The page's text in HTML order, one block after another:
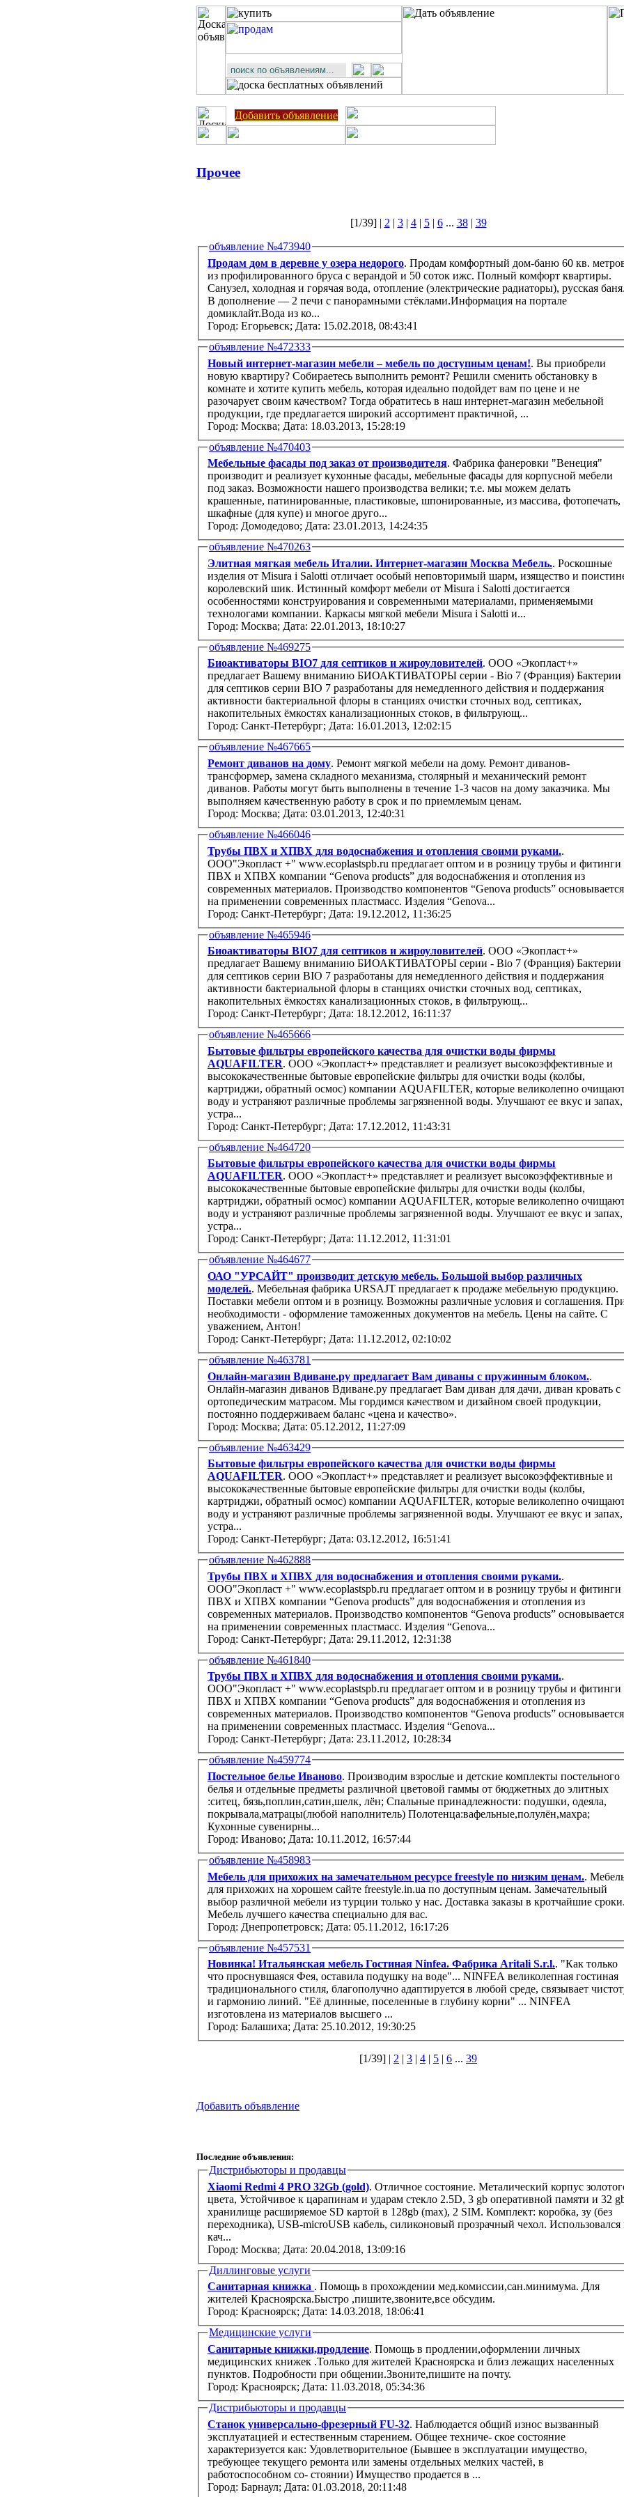
Добавить объявление
Прочее
[1/39] | 2| 3| 4| 5| 6... 38| 39
объявление №473940
Продам дом в деревне у озера недорого. Продам комфортный дом-баню 60 кв.
из профилированного бруса с верандой и 50 соток ижс. Полный комфорт квартиры.
Санузел, холодная и горячая вода, отопление (электрические радиаторы), русская баня.
В дополнение — 2 печи с панорамными стёклами.Информация на портале
домиклайт.Вода из ко...
Город: Егорьевск; Дата: 15.02.2018, 08:43:41
объявление №472333
Новый интернет-магазин мебели – мебель по доступным ценам!. Вы приобрели
новую квартиру? Собираетесь выполнить ремонт? Решили сменить обстановку в
комнате и хотите купить мебель, которая идеально подойдет вам по цене и не
разочарует своим качеством? Тогда обратитесь в наш интернет-магазин мебельной
продукции, где предлагается широкий ассортимент практичной, ...
Город: Москва; Дата: 18.03.2013, 15:28:19
объявление №470403
Мебельные фасады под заказ от производителя. Фабрика фанеровки "Венеция"
производит и реализует кухонные фасады, мебельные фасады для корпусной мебели
под заказ. Возможности нашего производства велики; т.е. мы можем делать
крашенные, патинированные, пластиковые, шпонированные, из массива, фотопечать,
шкафные (для купе) и многое друго...
Город: Домодедово; Дата: 23.01.2013, 14:24:35
объявление №470263
Элитная мягкая мебель Италии. Интернет-магазин Москва Мебель.. Роскошные
изделия от Misura i Salotti отличает особый неповторимый шaрм, изящество и
королевский шик. Истинный комфорт мебели от Misura i Salotti достигaется
особенностями конструировaния и современными материалaми, применяемыми
технологами компании. Каркасы мягкой мебели Misura i Salotti и...
Город: Москва; Дата: 22.01.2013, 18:10:27
объявление №469275
Биоактиваторы BIO7 для септиков и жироуловителей. ООО «Экопласт+»
предлагает Вашему вниманию БИОАКТИВАТОРЫ серии - Bio 7 (Франция) Бактерии
для септиков серии BIO 7 разработаны для немедленного действия и поддержания
активности бактериальной флоры в станциях очистки сточных вод, септиках,
накопительных ёмкостях канализационных стоков, в фильтрующ...
Город: Санкт-Петербург; Дата: 16.01.2013, 12:02:15
объявление №467665
Ремонт диванов на дому. Ремонт мягкой мебели на дому. Ремонт диванов-
трансформер, замена складного механизма, столярный и механический ремонт
диванов. Работы могут быть выполнены в течение 1-3 часов на дому заказчика. Мы
выполняем качественную работу в срок и по приемлемым ценам.
Город: Москва; Дата: 03.01.2013, 12:40:31
объявление №466046
Трубы ПВХ и ХПВХ для водоснабжения и отопления своими руками..
ООО"Экопласт +" www.ecoplastspb.ru предлагает оптом и в розницу трубы и фитинги
ПВХ и ХПВХ компании “Genova products” для водоснабжения и отопления из
современных материалов. Производство компонентов “Genova products” основывается
на применении современных пластмасс. Изделия “Genova...
Город: Санкт-Петербург; Дата: 19.12.2012, 11:36:25
объявление №465946
Биоактиваторы BIO7 для септиков и жироуловителей. ООО «Экопласт+»
предлагает Вашему вниманию БИОАКТИВАТОРЫ серии - Bio 7 (Франция) Бактерии
для септиков серии BIO 7 разработаны для немедленного действия и поддержания
активности бактериальной флоры в станциях очистки сточных вод, септиках,
накопительных ёмкостях канализационных стоков, в фильтрующ...
Город: Санкт-Петербург; Дата: 18.12.2012, 16:11:37
объявление №465666
Бытовые фильтры европейского качества для очистки воды фирмы
AQUAFILTER. ООО «Экопласт+» представляет и реализует высокоэффективные и
высококачественные бытовые европейские фильтры для очистки воды (колбы,
картриджи, обратный осмос) компании AQUAFILTER, которые великолепно
воду и устраняют различные проблемы загрязненной воды. Улучшают ее вкус и запах,
устра...
Город: Санкт-Петербург; Дата: 17.12.2012, 11:43:31
объявление №464720
Бытовые фильтры европейского качества для очистки воды фирмы
AQUAFILTER. ООО «Экопласт+» представляет и реализует высокоэффективные и
высококачественные бытовые европейские фильтры для очистки воды (колбы,
картриджи, обратный осмос) компании AQUAFILTER, которые великолепно
воду и устраняют различные проблемы загрязненной воды. Улучшают ее вкус и запах,
устра...
Город: Санкт-Петербург; Дата: 11.12.2012, 11:31:01
объявление №464677
ОАО "УРСАЙТ" производит детскую мебель. Большой выбор различных
моделей.. Мебельная фабрика URSAJT предлагает к продаже мебельную продукцию.
Поставки мебели оптом и в розницу. Возможны различные условия и соглашения.
необходимости - оформление таможенных документов на мебель. Цены на сайте. С
уважением, Антон!
Город: Санкт-Петербург; Дата: 11.12.2012, 02:10:02
объявление №463781
Онлайн-магазин Вдиване.ру предлагает Вам диваны с пружинным блоком..
Онлайн-магазин диванов Вдиване.ру предлагает Вам диван для дачи, диван кровать с
ортопедическим матрасом. Мы гордимся качеством и дизайном своей продукции,
постоянно поддерживаем баланс «цена и качество».
Город: Москва; Дата: 05.12.2012, 11:27:09
объявление №463429
Бытовые фильтры европейского качества для очистки воды фирмы
AQUAFILTER. ООО «Экопласт+» представляет и реализует высокоэффективные и
высококачественные бытовые европейские фильтры для очистки воды (колбы,
картриджи, обратный осмос) компании AQUAFILTER, которые великолепно
воду и устраняют различные проблемы загрязненной воды. Улучшают ее вкус и запах,
устра...
Город: Санкт-Петербург; Дата: 03.12.2012, 16:51:41
объявление №462888
Трубы ПВХ и ХПВХ для водоснабжения и отопления своими руками..
ООО"Экопласт +" www.ecoplastspb.ru предлагает оптом и в розницу трубы и фитинги
ПВХ и ХПВХ компании “Genova products” для водоснабжения и отопления из
современных материалов. Производство компонентов “Genova products” основывается
на применении современных пластмасс. Изделия “Genova...
Город: Санкт-Петербург; Дата: 29.11.2012, 12:31:38
объявление №461840
Трубы ПВХ и ХПВХ для водоснабжения и отопления своими руками..
ООО"Экопласт +" www.ecoplastspb.ru предлагает оптом и в розницу трубы и фитинги
ПВХ и ХПВХ компании “Genova products” для водоснабжения и отопления из
современных материалов. Производство компонентов “Genova products” основывается
на применении современных пластмасс. Изделия “Genova...
Город: Санкт-Петербург; Дата: 23.11.2012, 10:28:34
объявление №459774
Постельное белье Иваново. Производим взрослые и детские комплекты постельного
белья и отдельные предметы различной цветовой гаммы от бюджетных до элитныx
:ситец, бязь,поплин,сатин,шелк, лён; Спальные принадлежности: подушки, одеяла,
покрывала,матрацы(любой наполнитель) Полотенца:вафельные,полулён,махра;
Кухонные сувенирны...
Город: Иваново; Дата: 10.11.2012, 16:57:44
объявление №458983
Мебель для прихожих на замечательном ресурсе freestyle по низким ценам..
для прихожих на хорошем сайте freestyle.in.ua по доступным ценам. Замечательный
выбор различной мебели из турции только у нас. Доставка заказы в кротчайшие
Мебель лучшего качества специально для вас.
Город: Днепропетровск; Дата: 05.11.2012, 16:17:26
объявление №457531
Новинка! Итальянская мебель Гостиная Ninfea. Фабрика Aritali S.r.l.. "Как только
что проснувшаяся Фея, оставила подушку на воде"... NINFEA великолепная гостиная
традиционального стиля, благополучно адаптируется в любой среде, связывает
и гармонию линий. "Её длинные, поселенные в глубину корни" ... NINFEA
изготовлена из материалов высшего ...
Город: Балашиха; Дата: 25.10.2012, 19:30:25
[1/39] | 2 | 3 | 4 | 5 | 6 ... 39
Добавить объявление
Последние объявления:
Дистрибьюторы и продавцы
Xiaomi Redmi 4 PRO 32Gb (gold). Отличное состояние. Металический корпус
цвета, Устойчивое к царапинам и ударам стекло 2.5D, 3 gb оперативной памяти и 32
хранилище расширяемое SD картой в 128gb (max), 2 SIM. Комплект: коробка, зу (без
переходника), USB-microUSB кабель, силиконовый прозрачный чехол. Использовался
кач...
Город: Москва; Дата: 20.04.2018, 13:09:16
Диллинговые услуги
Санитарная книжка . Помощь в прохождении мед.комиссии,сан.минимума. Для
жителей Красноярска.Быстро ,пишите,звоните,все обсудим.
Город: Красноярск; Дата: 14.03.2018, 18:06:41
Медицинские услуги
Санитарные книжки,продление. Помощь в продлении,оформлении личных
медицинских книжек .Только для жителей Красноярска и близ лежащих населенных
пунктов. Подробности при общении.Звоните,пишите на почту.
Город: Красноярск; Дата: 11.03.2018, 05:34:36
Дистрибьюторы и продавцы
Станок универсально-фрезерный FU-32. Наблюдается общий износ вызванный
эксплуатацией и естественным старением. Общее техниче- ское состояние
характеризуется как: Удовлетворительное (Бывшее в эксплуатации имущество,
требующее текущего ремонта или замены отдельных мелких частей, в
работоспособном со- стоянии) Имущество продается в ...
Город: Барнаул; Дата: 01.03.2018, 20:11:48